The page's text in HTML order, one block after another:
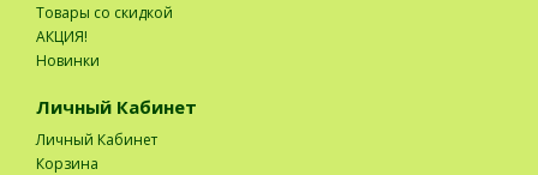
Товары со скидкой
АКЦИЯ!
Новинки
Личный Кабинет
Личный Кабинет
Корзина